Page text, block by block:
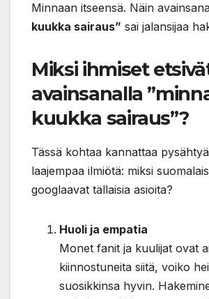
Minnaan itseensä. Näin
kuukka sairaus” sai jalansijaa
Miksi ihmiset
avainsanalla
kuukka sairaus”?
Tässä kohtaa kannattaa
laajempaa ilmiötä: miksi
googlaavat tällaisia asioita?
Huoli ja empatia
Monet fanit ja kuulijat ovat
kiinnostuneita siitä, voiko
suosikkinsa hyvin.